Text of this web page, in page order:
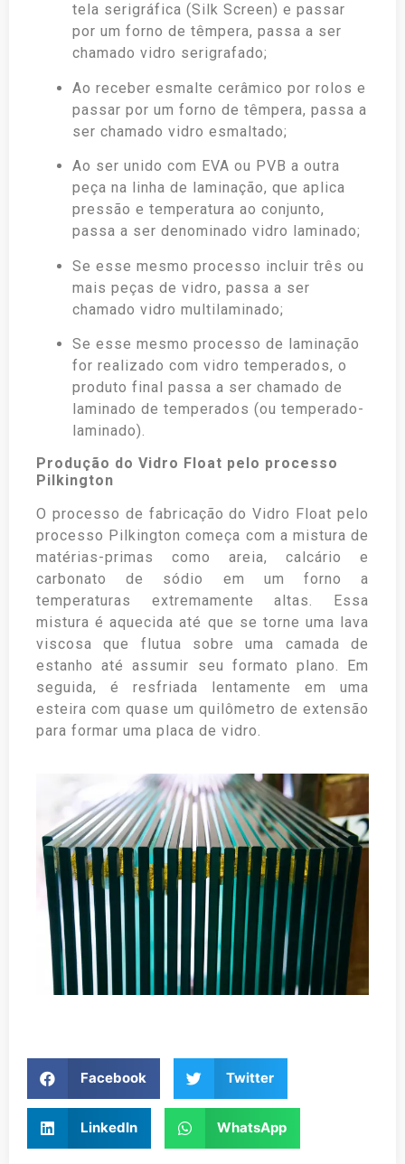
tela serigráfica (Silk Screen) e passar
por um forno de têmpera, passa a ser
chamado vidro serigrafado;
Ao receber esmalte cerâmico por rolos e
passar por um forno de têmpera, passa a
ser chamado vidro esmaltado;
Ao ser unido com EVA ou PVB a outra
peça na linha de laminação, que aplica
pressão e temperatura ao conjunto,
passa a ser denominado vidro laminado;
Se esse mesmo processo incluir três ou
mais peças de vidro, passa a ser
chamado vidro multilaminado;
Se esse mesmo processo de laminação
for realizado com vidro temperados, o
produto final passa a ser chamado de
laminado de temperados (ou temperado-
laminado).
Produção do Vidro Float pelo processo
Pilkington
O processo de fabricação do Vidro Float pelo
processo Pilkington começa com a mistura de
matérias-primas como areia, calcário e
carbonato de sódio em um forno a
temperaturas extremamente altas. Essa
mistura é aquecida até que se torne uma lava
viscosa que flutua sobre uma camada de
estanho até assumir seu formato plano. Em
seguida, é resfriada lentamente em uma
esteira com quase um quilômetro de extensão
para formar uma placa de vidro.
Facebook Twitter
LinkedIn WhatsApp